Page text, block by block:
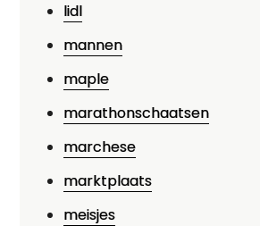
lidl
mannen
maple
marathonschaatsen
marchese
marktplaats
meisjes